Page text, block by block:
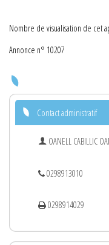
Nombre de visualisation de cet
Annonce n° 10207
Contact administratif
OANELL CABILLIC
0298913010
0298914029